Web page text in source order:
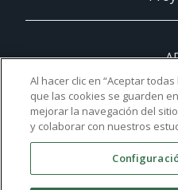
Al hacer clic en “Aceptar
que las cookies se guarden
mejorar la navegación del
y colaborar con nuestros